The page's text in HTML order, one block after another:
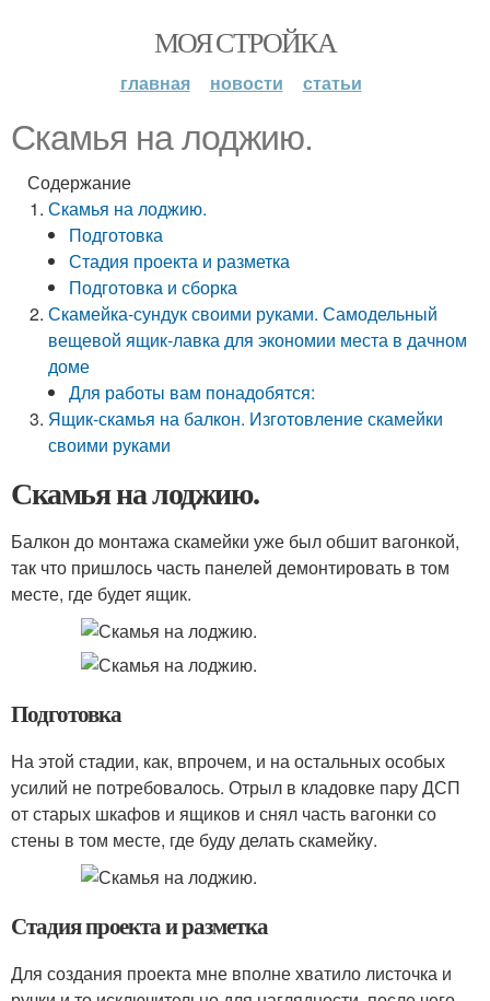
МОЯ СТРОЙКА
главная новости статьи
Скамья на лоджию.
Содержание
Скамья на лоджию.
Подготовка
Стадия проекта и разметка
Подготовка и сборка
Скамейка-сундук своими руками. Самодельный
вещевой ящик-лавка для экономии места в дачном
доме
Для работы вам понадобятся:
Ящик-скамья на балкон. Изготовление скамейки
своими руками
Скамья на лоджию.
Балкон до монтажа скамейки уже был обшит вагонкой,
так что пришлось часть панелей демонтировать в том
месте, где будет ящик.
Подготовка
На этой стадии, как, впрочем, и на остальных особых
усилий не потребовалось. Отрыл в кладовке пару ДСП
от старых шкафов и ящиков и снял часть вагонки со
стены в том месте, где буду делать скамейку.
Стадия проекта и разметка
Для создания проекта мне вполне хватило листочка и